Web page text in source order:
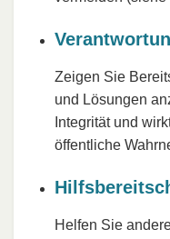
Zeigen Sie
und Lösungen
Integrität und
öffentliche
Helfen Sie